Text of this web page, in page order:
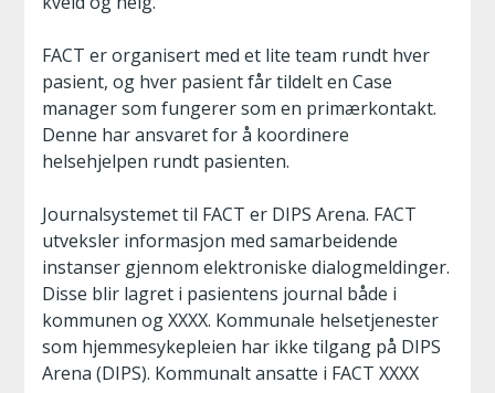
FACT er organisert med et lite team rundt hver
pasient, og hver pasient får tildelt en Case
manager som fungerer som en primærkontakt.
Denne har ansvaret for å koordinere
helsehjelpen rundt pasienten.
Journalsystemet til FACT er DIPS Arena. FACT
utveksler informasjon med samarbeidende
instanser gjennom elektroniske dialogmeldinger.
Disse blir lagret i pasientens journal både i
kommunen og XXXX. Kommunale helsetjenester
som hjemmesykepleien har ikke tilgang på DIPS
Arena (DIPS). Kommunalt ansatte i FACT XXXX